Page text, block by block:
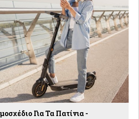
Για Τα Πατίνια -